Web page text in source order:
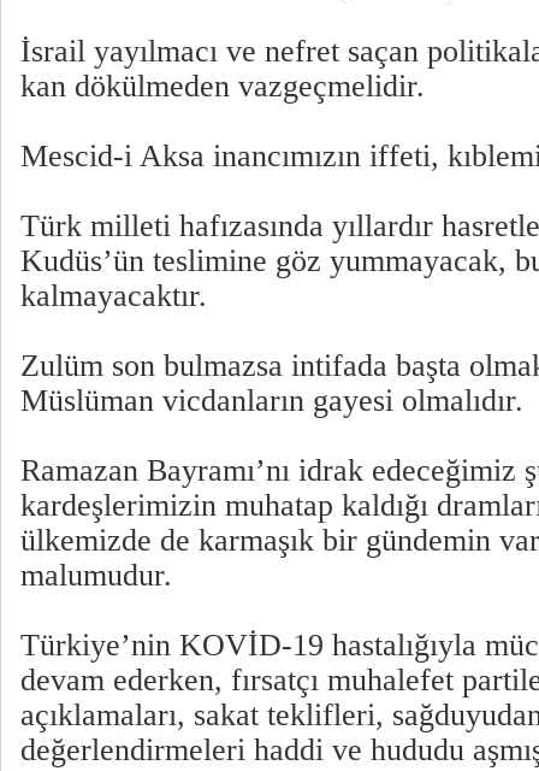
İsrail yayılmacı ve nefret saçan
kan dökülmeden vazgeçmelidir.
Mescid-i Aksa inancımızın iffeti,
Türk milleti hafızasında yıllardır
Kudüs’ün teslimine göz yummayacak,
kalmayacaktır.
Zulüm son bulmazsa intifada başta
Müslüman vicdanların gayesi olmalıdır.
Ramazan Bayramı’nı idrak
kardeşlerimizin muhatap kaldığı
ülkemizde de karmaşık bir gündemin
malumudur.
Türkiye’nin KOVİD-19 hastalığıyla
devam ederken, fırsatçı muhalefet
açıklamaları, sakat teklifleri,
değerlendirmeleri haddi ve hududu